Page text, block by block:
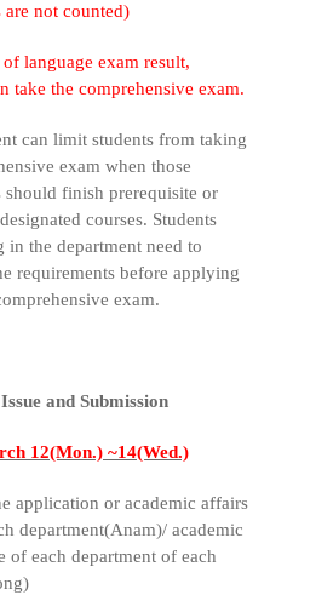
are not counted)
of language exam result,
take the comprehensive exam.
can limit students from taking
exam when those
should finish prerequisite or
courses. Students
in the department need to
requirements before applying
exam.
and Submission
12(Mon.) ~14(Wed.)
application or academic affairs
department(Anam)/ academic
of each department of each